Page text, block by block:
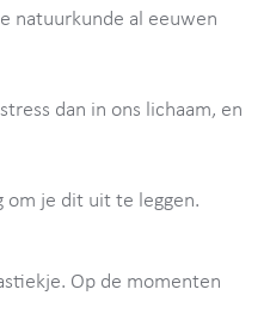
natuurkunde al eeuwen
dan in ons lichaam, en
om je dit uit te leggen.
Op de momenten